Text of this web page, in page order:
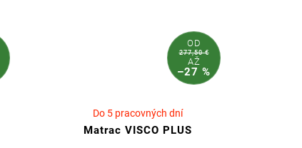
OD
277,50 €
AŽ
–27 %
Matrac VISCO PLUS
Do 5 pracovných dní